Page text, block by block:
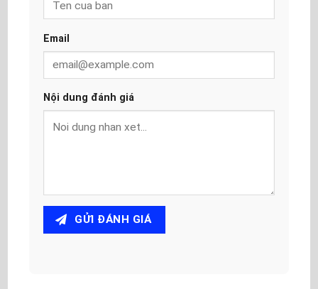
Email
Nội dung đánh giá
GỬI ĐÁNH GIÁ